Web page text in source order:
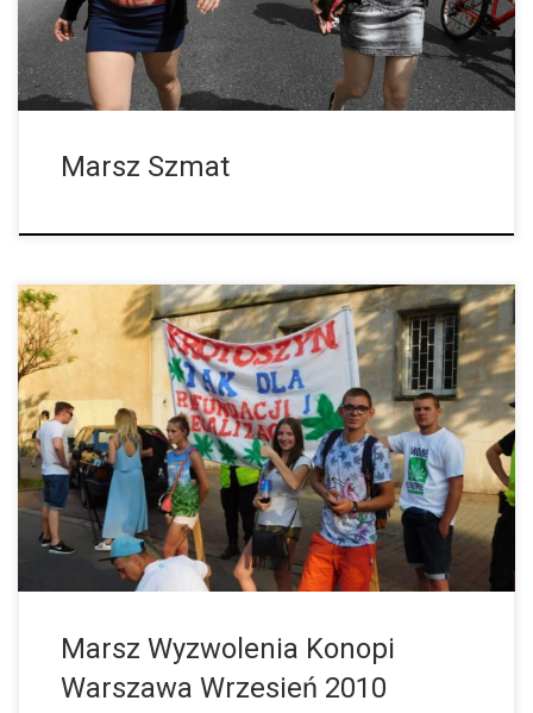
Marsz Szmat
Miasto Warszawa nie wydało pozwolenia na przemarsze
związane ze złagodzeniem ustawy narkotykowej dla Inicjatywy
Wolne Konopie, w związku z czym jej sympatycy postanowili
manifestować i w środę pojawili się w […]
Marsz Wyzwolenia Konopi
Warszawa Wrzesień 2010